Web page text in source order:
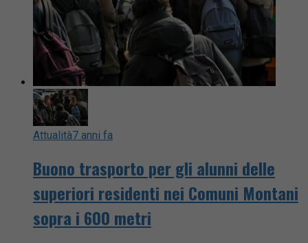
Attualità7 anni fa
Buono trasporto per gli alunni delle
superiori residenti nei Comuni Montani
sopra i 600 metri